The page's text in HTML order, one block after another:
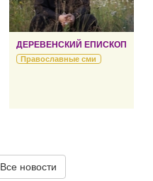
ДЕРЕВЕНСКИЙ ЕПИСКОП
Православные сми
Все новости